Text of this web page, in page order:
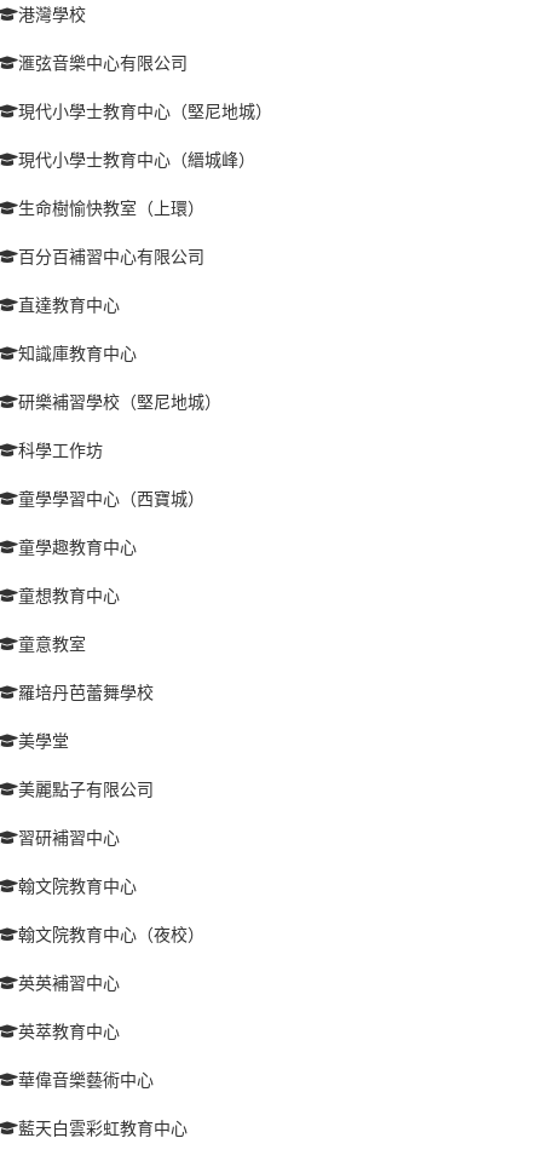
港灣學校
滙弦音樂中心有限公司
現代小學士教育中心（堅尼地城）
現代小學士教育中心（縉城峰）
生命樹愉快教室（上環）
百分百補習中心有限公司
直達教育中心
知識庫教育中心
研樂補習學校（堅尼地城）
科學工作坊
童學學習中心（西寶城）
童學趣教育中心
童想教育中心
童意教室
羅培丹芭蕾舞學校
美學堂
美麗點子有限公司
習研補習中心
翰文院教育中心
翰文院教育中心（夜校）
英英補習中心
英萃教育中心
華偉音樂藝術中心
藍天白雲彩虹教育中心